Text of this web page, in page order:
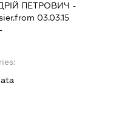
ПЕТРОВИЧ -
03.03.15